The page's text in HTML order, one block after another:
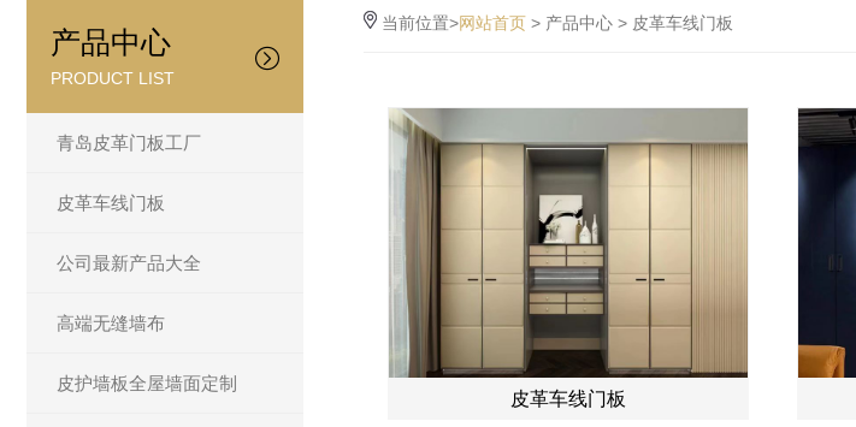
产品中心
PRODUCT LIST
青岛皮革门板工厂
皮革车线门板
公司最新产品大全
高端无缝墙布
皮护墙板全屋墙面定制
当前位置>网站首页 > 产品中心 > 皮革车线门板
皮革车线门板